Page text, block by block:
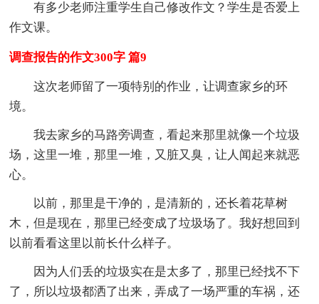
有多少老师注重学生自己修改作文？学生是否爱上
作文课。
调查报告的作文300字 篇9
这次老师留了一项特别的作业，让调查家乡的环
境。
我去家乡的马路旁调查，看起来那里就像一个垃圾
场，这里一堆，那里一堆，又脏又臭，让人闻起来就恶
心。
以前，那里是干净的，是清新的，还长着花草树
木，但是现在，那里已经变成了垃圾场了。我好想回到
以前看看这里以前长什么样子。
因为人们丢的垃圾实在是太多了，那里已经找不下
了，所以垃圾都洒了出来，弄成了一场严重的车祸，还